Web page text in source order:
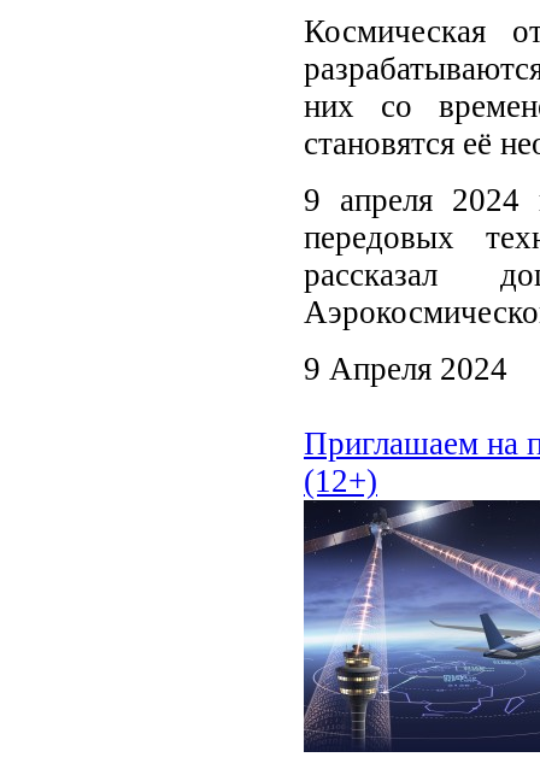
Космическая
них со
становятся её
9 апреля 2024
передовых
рассказал
9 Апреля 2024
Приглашаем на
(12+)